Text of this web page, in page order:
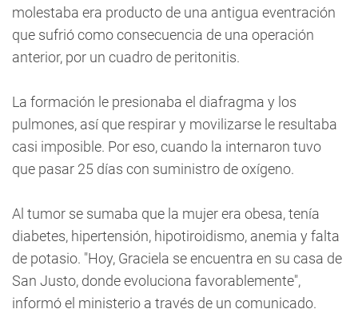
molestaba era producto de una antigua eventración
que sufrió como consecuencia de una operación
anterior, por un cuadro de peritonitis.
La formación le presionaba el diafragma y los
pulmones, así que respirar y movilizarse le resultaba
casi imposible. Por eso, cuando la internaron tuvo
que pasar 25 días con suministro de oxígeno.
Al tumor se sumaba que la mujer era obesa, tenía
diabetes, hipertensión, hipotiroidismo, anemia y falta
de potasio. "Hoy, Graciela se encuentra en su casa de
San Justo, donde evoluciona favorablemente",
informó el ministerio a través de un comunicado.